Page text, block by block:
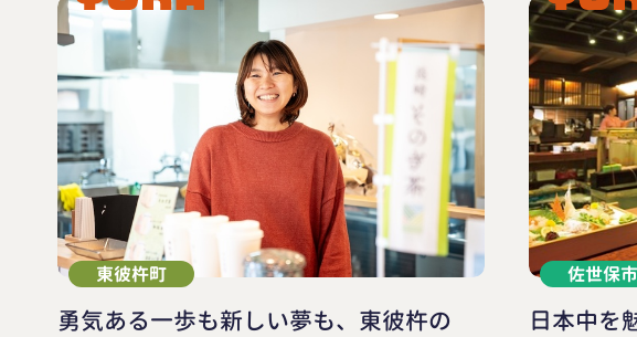
東彼杵町
勇気ある一歩も新しい夢も、東彼杵の
佐世保市
日本中を